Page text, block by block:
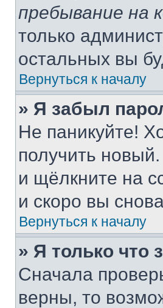
пребывание на
только
остальных вы
Вернуться к началу
» Я забыл
Не паникуйте!
получить
и щёлкните на
и скоро вы
Вернуться к началу
» Я только что
Сначала
верны, то